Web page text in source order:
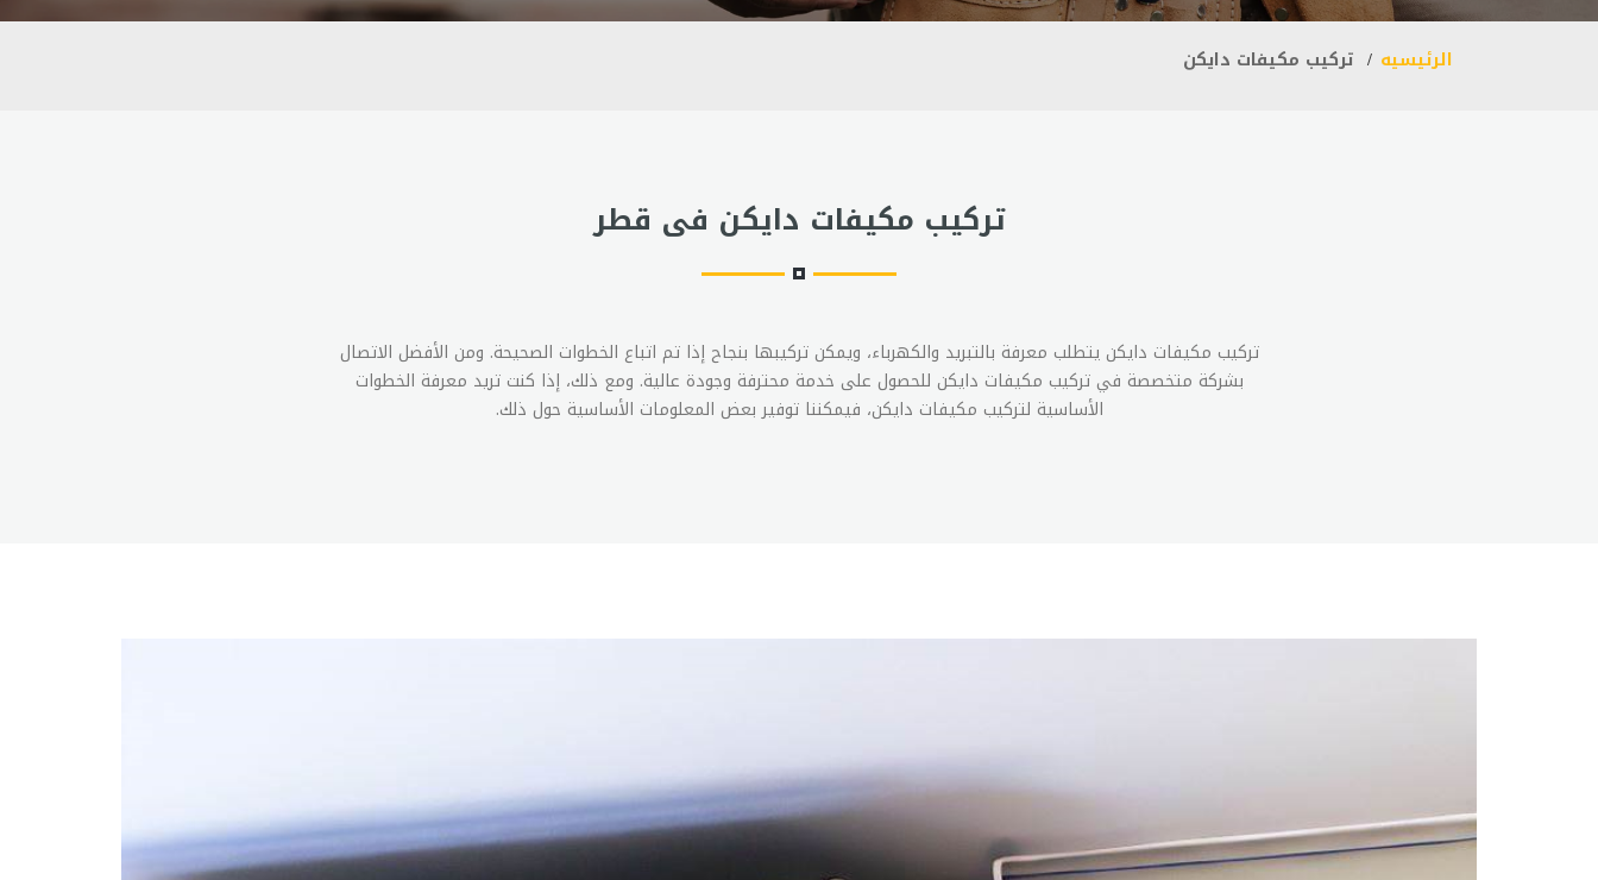
الرئيسيه تركيب مكيفات دايكن
تركيب مكيفات دايكن فى قطر
تركيب مكيفات دايكن يتطلب معرفة بالتبريد والكهرباء، ويمكن تركيبها بنجاح إذا تم اتباع الخطوات الصحيحة. ومن الأفضل الاتصال
بشركة متخصصة في تركيب مكيفات دايكن للحصول على خدمة محترفة وجودة عالية. ومع ذلك، إذا كنت تريد معرفة الخطوات
الأساسية لتركيب مكيفات دايكن، فيمكننا توفير بعض المعلومات الأساسية حول ذلك.